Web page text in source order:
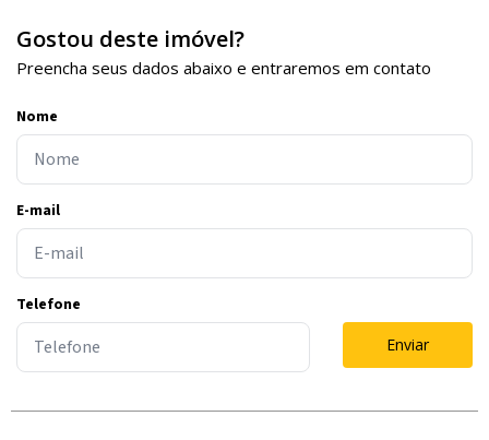
Gostou deste imóvel?
Preencha seus dados abaixo e entraremos em contato
Nome
E-mail
Telefone
Enviar